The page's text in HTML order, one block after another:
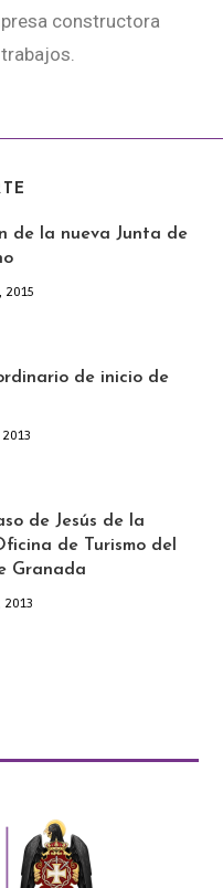
constructora
de la nueva Junta de
2015
de inicio de
de Jesús de la
de Turismo del
Granada
2013